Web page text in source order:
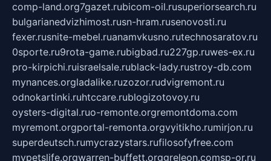
comp-land.org7gazet.rubicom-oil.rusuperiorsearch.ru
bulgarianedvizhimost.rusn-hram.rusenovosti.ru
fexer.rusnite-mebel.ruanamvkusno.rutechnosaratov.ru
0sporte.ru9rota-game.rubigbad.ru227gp.ruwes-ex.ru
pro-kirpichi.ruisraelsale.rublack-lady.rustroy-db.com
mynances.orgladalike.ruzozor.rudvigremont.ru
odnokartinki.ruhtccare.rublogizotovoy.ru
oysters-digital.ruo-remonte.orgremontdoma.com
myremont.orgportal-remonta.orgvyitikho.rumirjon.ru
superdeutsch.rumycrazystars.rufilosofyfree.com
mypetslife.orgwarren-buffett.orggreleon.comsp-or.ru